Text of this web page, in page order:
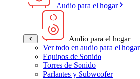
Audio para el hogar
Audio para el hogar
Ver todo en audio para el hogar
Equipos de Sonido
Torres de Sonido
Parlantes y Subwoofer